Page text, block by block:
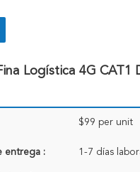
Logística 4G CAT1
$99 per unit
entrega : 1-7 días